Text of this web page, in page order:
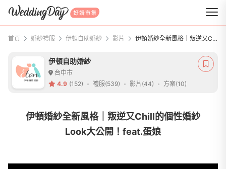
WeddingDay 好婚市集
首頁 婚紗禮服 伊頓自助婚紗 影片 伊頓婚紗全新風格｜叛逆又Chill的個性婚紗Look大公開！feat.蛋娘
伊頓自助婚紗
台中市
4.9 (152) 禮服(539) 影片(44) 方案(10)
伊頓婚紗全新風格｜叛逆又Chill的個性婚紗
Look大公開！feat.蛋娘